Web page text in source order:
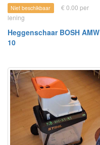
Niet beschikbaar
€ 0.00 per
lening
Heggenschaar BOSH AMW
10